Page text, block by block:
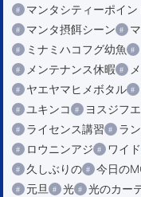
マンタシティーポイン
マンタ摂餌シーン
ミナミハコフグ幼魚
メンテナンス休暇
ヤエヤマヒメボタル
ユキンコ
ヨスジフ
ライセンス講習
ラ
ロウニンアジ
ワイド
久しぶりの
今日の
元旦
光 光のカー